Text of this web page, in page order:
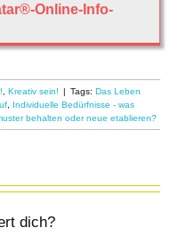
Online-Info-
Kreativ sein! | Tags: Das Leben
Individuelle Bedürfnisse - was
behalten oder neue etablieren?